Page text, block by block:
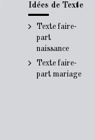
Idées de Texte
Texte faire-
part
naissance
Texte faire-
part mariage